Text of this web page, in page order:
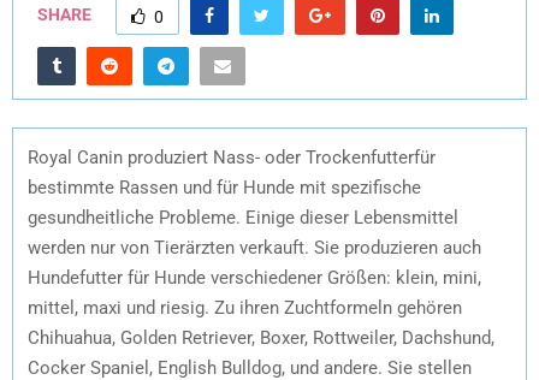
SHARE 0
Royal Canin produziert Nass- oder Trockenfutterfür
bestimmte Rassen und für Hunde mit spezifische
gesundheitliche Probleme. Einige dieser Lebensmittel
werden nur von Tierärzten verkauft. Sie produzieren auch
Hundefutter für Hunde verschiedener Größen: klein, mini,
mittel, maxi und riesig. Zu ihren Zuchtformeln gehören
Chihuahua, Golden Retriever, Boxer, Rottweiler, Dachshund,
Cocker Spaniel, English Bulldog, und andere. Sie stellen